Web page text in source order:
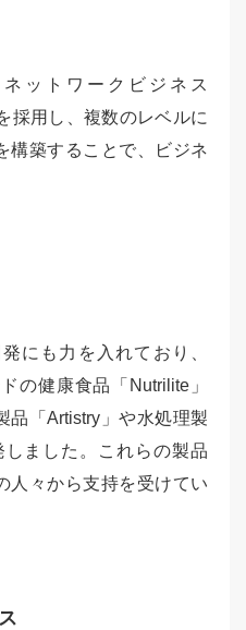
ットワークビジネス
採用し、複数のレベルに
構築することで、ビジネ
にも力を入れており、
の健康食品「Nutrilite」
品「Artistry」や水処理製
ました。これらの製品
人々から支持を受けてい